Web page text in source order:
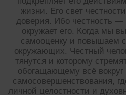
жизни. Его свет
доверия. Ибо честность —
окружает его. Когда мы
самооценку и повышаем
окружающих. Честный
тянутся и которому
обогащающему всё вокруг
самосовершенствования,
личной целостности и